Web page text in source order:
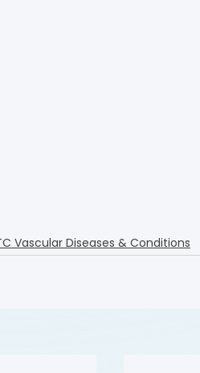
Vascular Diseases & Conditions